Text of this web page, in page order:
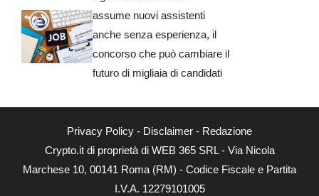
assume nuovi assistenti
anche senza esperienza, il
concorso che può cambiare il
futuro di migliaia di candidati
Privacy Policy - Disclaimer - Redazione
Crypto.it di proprietà di WEB 365 SRL - Via Nicola
Marchese 10, 00141 Roma (RM) - Codice Fiscale e Partita
I.V.A. 12279101005